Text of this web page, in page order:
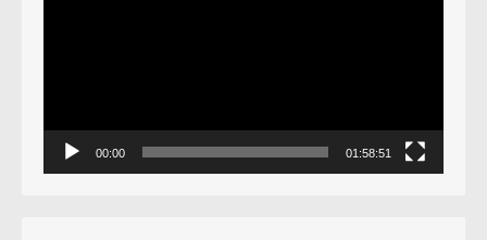
00:00 01:58:51